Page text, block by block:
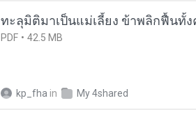
ทะลุมิติมาเป็นแม่เลี้ยง ข้าพลิกฟื้นทั้
PDF 42.5 MB
kp_fha in My 4shared